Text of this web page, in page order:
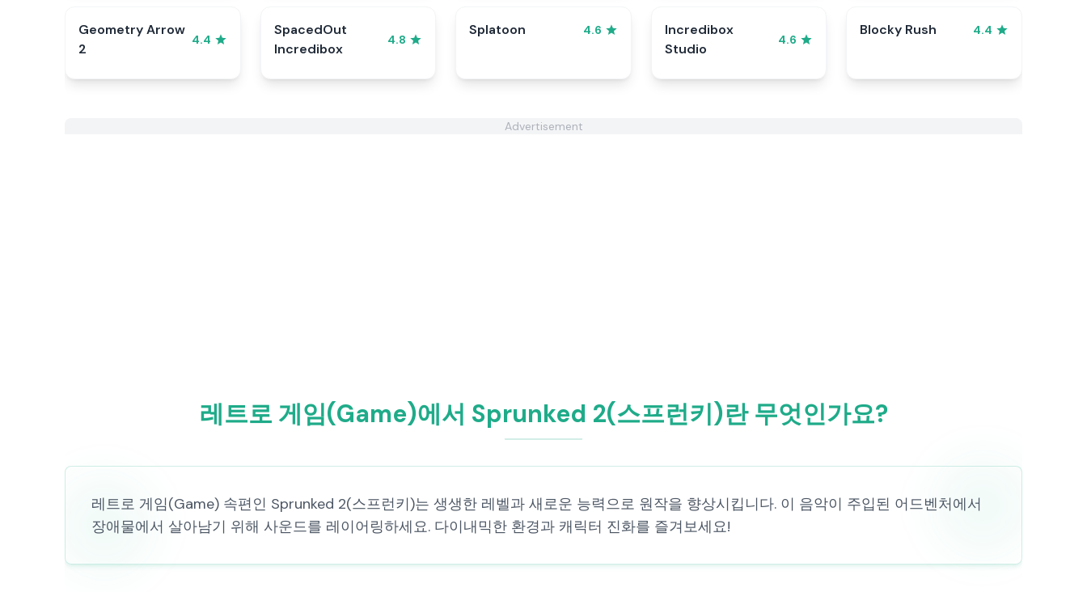
Geometry Arrow
2
4.4
SpacedOut
Incredibox
4.8
Splatoon 4.6
Incredibox
Studio
4.6
Blocky Rush 4.4
Advertisement
레트로 게임(Game)에서 Sprunked 2(스프런키)란 무엇인가요?
레트로 게임(Game) 속편인 Sprunked 2(스프런키)는 생생한 레벨과 새로운 능력으로 원작을 향상시킵니다. 이 음악이 주입된 어드벤처에서
장애물에서 살아남기 위해 사운드를 레이어링하세요. 다이내믹한 환경과 캐릭터 진화를 즐겨보세요!